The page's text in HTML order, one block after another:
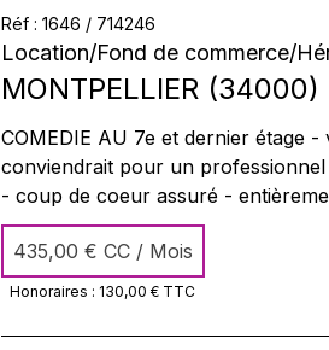
Réf : 1646 / 714246
Location/Fond de commerce/
MONTPELLIER (34000)
COMEDIE AU 7e et dernier étage -
conviendrait pour un professionnel qui
- coup de coeur assuré -
de suite - proximité commerces - Loyer : 435 € Toutes charges comprises
435,00 € CC / Mois
Honoraires : 130,00 € TTC